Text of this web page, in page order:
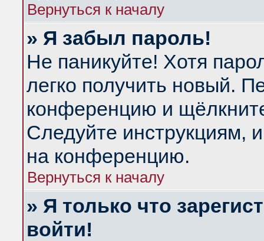
Вернуться к началу
» Я забыл пароль!
Не паникуйте! Хотя
легко получить новый.
конференцию и
Следуйте инструкциям,
на конференцию.
Вернуться к началу
» Я только что
войти!